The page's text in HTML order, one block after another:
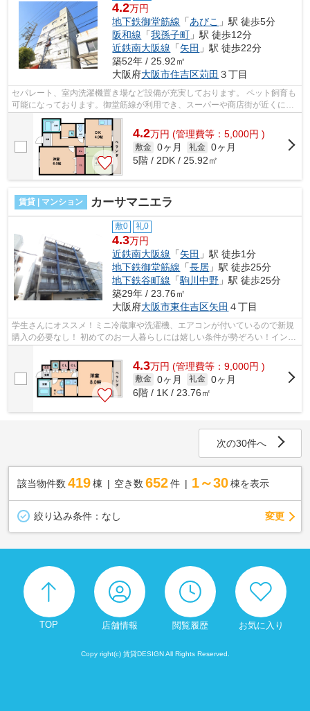
4.2万円
地下鉄御堂筋線 「あびこ 」駅 徒歩5分
阪和線 「我孫子町 」駅 徒歩12分
近鉄南大阪線 「矢田 」駅 徒歩22分
築52年 / 25.92㎡
大阪府大阪市住吉区苅田 ３丁目
セパレート、室内洗濯機置き場など設備が充実しております。 ペット飼育も
可能になっております。御堂筋線が利用でき、スーパーや商店街が近くにあ
ります。 ■□■□■□■□■□■□■□■□■□■□■□■...
4.2万円 (管理費等：5,000円 )
敷金 0ヶ月 礼金 0ヶ月
5階 / 2DK / 25.92㎡
賃貸 | マンション カーサマニエラ
敷0 礼0
4.3万円
近鉄南大阪線 「矢田 」駅 徒歩1分
地下鉄御堂筋線 「長居 」駅 徒歩25分
地下鉄谷町線 「駒川中野 」駅 徒歩25分
築29年 / 23.76㎡
大阪府大阪市東住吉区矢田 ４丁目
学生さんにオススメ！ミニ冷蔵庫や洗濯機、エアコンが付いているので新規
購入の必要なし！ 初めてのお一人暮らしには嬉しい条件が勢ぞろい！インタ
4.3万円 (管理費等：9,000円 )
敷金 0ヶ月 礼金 0ヶ月
6階 / 1K / 23.76㎡
次の30件へ
該当物件数 419棟 空き数 652 件 1～30 棟を表示
絞り込み条件： なし 変更
TOP 店舗情報 閲覧履歴 お気に入り
Copy right(c) 賃貸DESIGN All Rights Reserved.